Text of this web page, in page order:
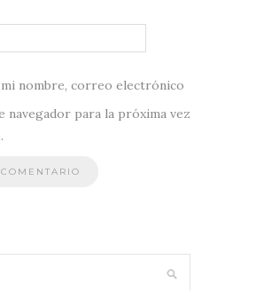
nombre, correo electrónico
navegador para la próxima vez